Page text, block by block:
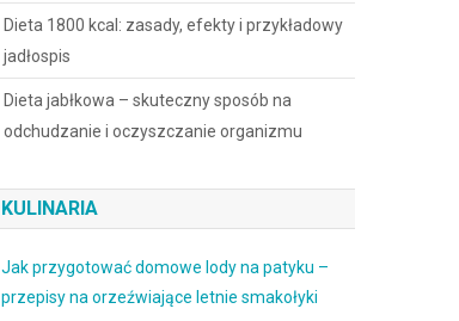
Dieta 1800 kcal: zasady, efekty i przykładowy
jadłospis
Dieta jabłkowa – skuteczny sposób na
odchudzanie i oczyszczanie organizmu
KULINARIA
Jak przygotować domowe lody na patyku –
przepisy na orzeźwiające letnie smakołyki